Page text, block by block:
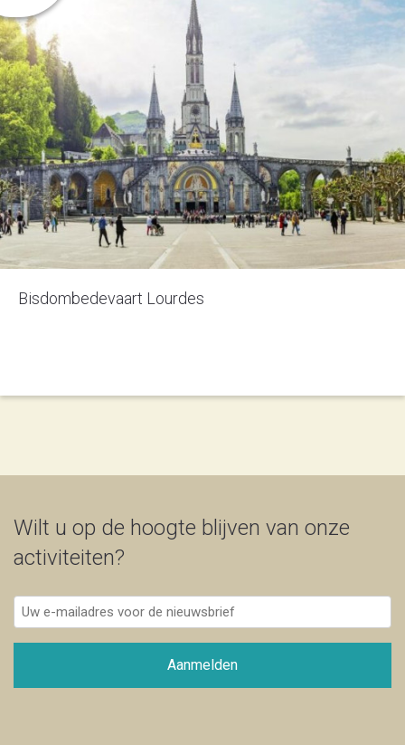
Bisdombedevaart Lourdes
Wilt u op de hoogte blijven van onze
activiteiten?
Uw
e-
mailadres
de
Aanmelden